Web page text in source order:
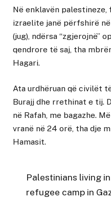
Në enklavën
izraelite janë përfshirë në
(jug), ndërsa “zgjerojnë”
qendrore të saj, tha
Hagari.
Ata urdhëruan që civilët
Burajj dhe rrethinat e tij.
në Rafah, me bagazhe.
vranë në 24 orë, tha dje
Hamasit.
Palestinians living
refugee camp in